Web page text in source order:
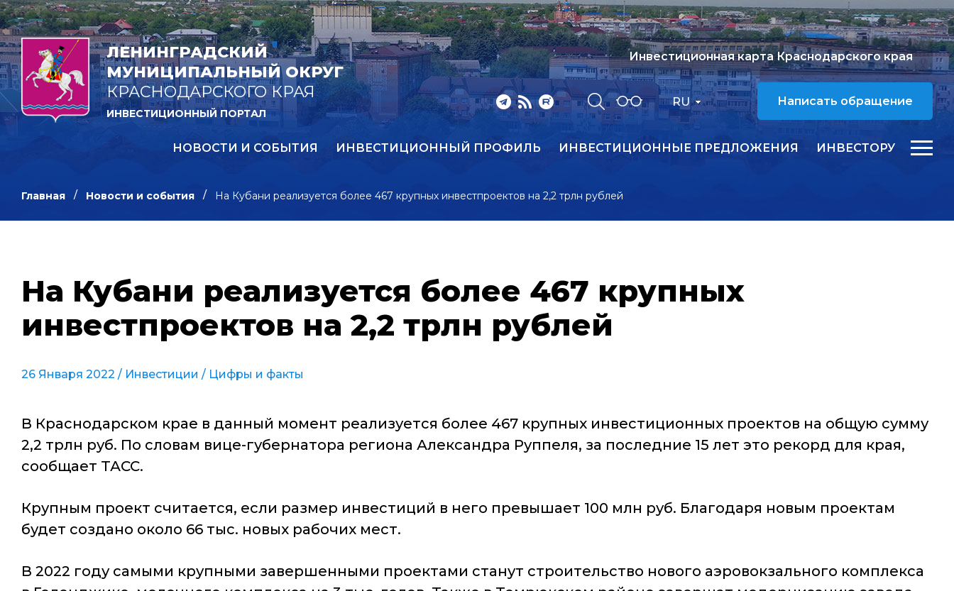
ЛЕНИНГРАДСКИЙ
МУНИЦИПАЛЬНЫЙ ОКРУГ
КРАСНОДАРСКОГО КРАЯ
ИНВЕСТИЦИОННЫЙ ПОРТАЛ
RU
Инвестиционная карта Краснодарского края
Написать обращение
НОВОСТИ И СОБЫТИЯ ИНВЕСТИЦИОННЫЙ ПРОФИЛЬ ИНВЕСТИЦИОННЫЕ ПРЕДЛОЖЕНИЯ ИНВЕСТОРУ
Главная Новости и события На Кубани реализуется более 467 крупных инвестпроектов на 2,2 трлн рублей
На Кубани реализуется более 467 крупных
инвестпроектов на 2,2 трлн рублей
26 Января 2022 / Инвестиции / Цифры и факты
В Краснодарском крае в данный момент реализуется более 467 крупных инвестиционных проектов на общую сумму
2,2 трлн руб. По словам вице-губернатора региона Александра Руппеля, за последние 15 лет это рекорд для края,
сообщает ТАСС.
Крупным проект считается, если размер инвестиций в него превышает 100 млн руб. Благодаря новым проектам
будет создано около 66 тыс. новых рабочих мест.
В 2022 году самыми крупными завершенными проектами станут строительство нового аэровокзального комплекса